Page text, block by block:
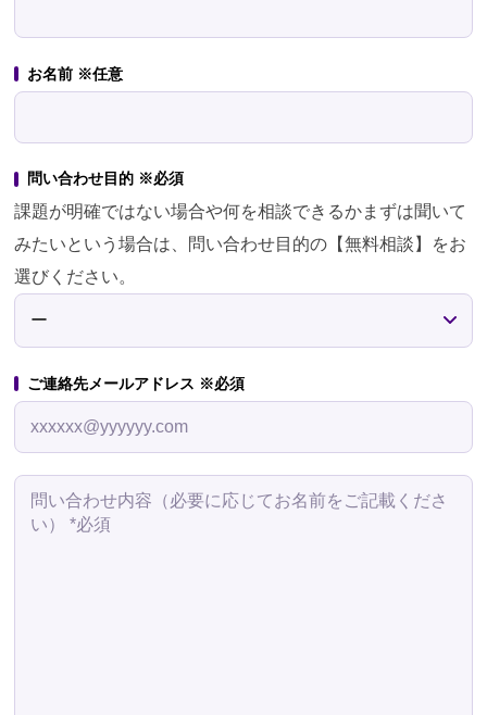
お名前 ※任意
問い合わせ目的 ※必須
課題が明確ではない場合や何を相談できるかまずは聞いて
みたいという場合は、問い合わせ目的の【無料相談】をお
選びください。
ご連絡先メールアドレス ※必須